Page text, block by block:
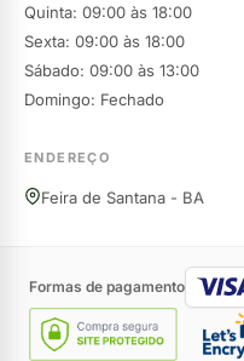
Quinta: 09:00 às 18:00
Sexta: 09:00 às 18:00
Sábado: 09:00 às 13:00
Domingo: Fechado
ENDEREÇO
Feira de Santana - BA
Formas de pagamento